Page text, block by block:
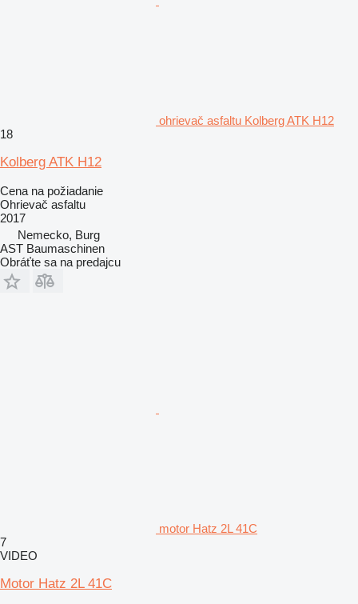
ohrievač asfaltu Kolberg ATK H12
18
Kolberg ATK H12
Cena na požiadanie
Ohrievač asfaltu
2017
Nemecko, Burg
AST Baumaschinen
Obráťte sa na predajcu
motor Hatz 2L 41C
7
VIDEO
Motor Hatz 2L 41C